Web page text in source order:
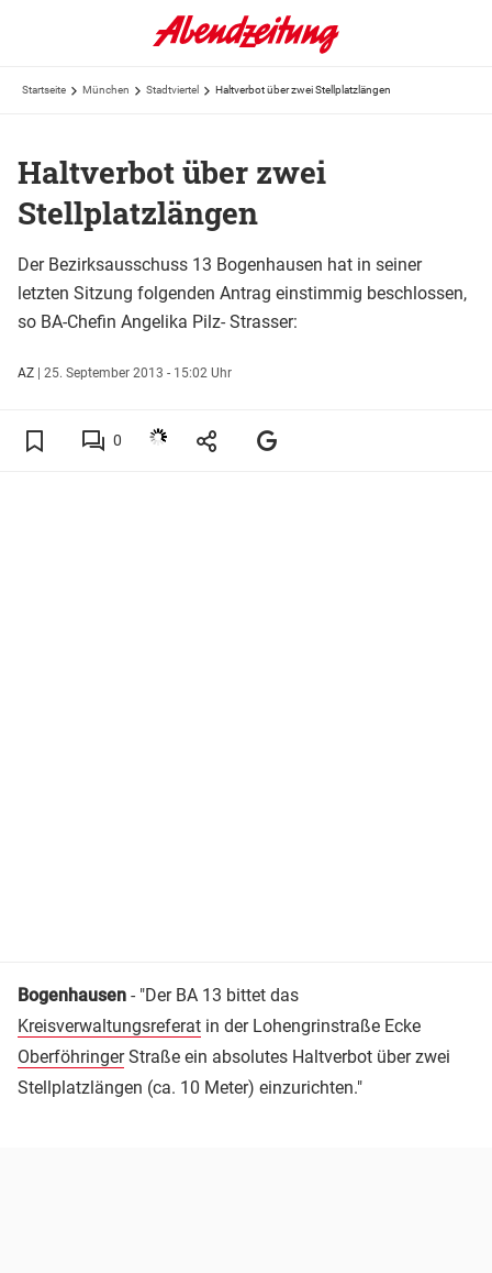
Startseite München Stadtviertel Haltverbot über zwei Stellplatzlängen
Haltverbot über zwei
Stellplatzlängen
Der Bezirksausschuss 13 Bogenhausen hat in seiner
letzten Sitzung folgenden Antrag einstimmig beschlossen,
so BA-Chefin Angelika Pilz- Strasser:
AZ | 25. September 2013 - 15:02 Uhr
0
Bogenhausen - "Der BA 13 bittet das
Kreisverwaltungsreferat in der Lohengrinstraße Ecke
OberföhringerStraße ein absolutes Haltverbot über zwei
Stellplatzlängen (ca. 10 Meter) einzurichten."